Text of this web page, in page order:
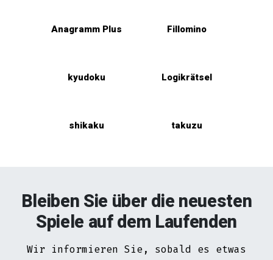
Anagramm Plus Fillomino
kyudoku Logikrätsel
shikaku takuzu
Bleiben Sie über die neuesten
Spiele auf dem Laufenden
Wir informieren Sie, sobald es etwas